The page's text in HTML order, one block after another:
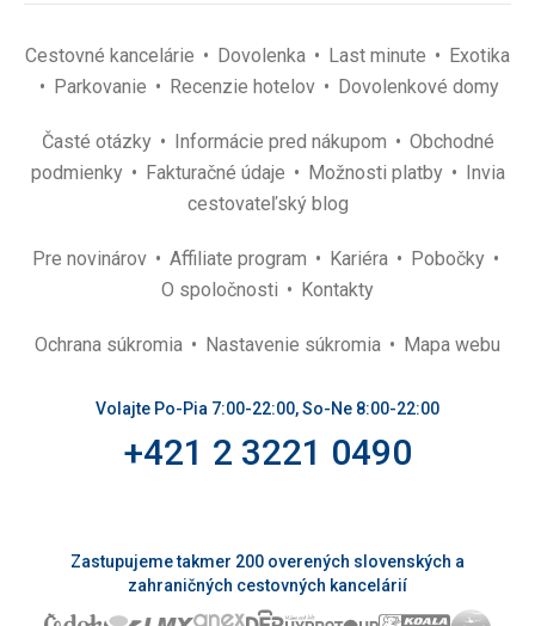
Cestovné kancelárie Dovolenka Last minute
Exotika
Parkovanie
Recenzie hotelov Dovolenkové domy
Časté otázky Informácie pred nákupom
Obchodné
podmienky
Fakturačné údaje Možnosti platby
Invia
cestovateľský blog
Pre novinárov Affiliate program Kariéra
Pobočky
O spoločnosti
Kontakty
Ochrana súkromia Nastavenie súkromia Mapa webu
Volajte Po-Pia 7:00-22:00, So-Ne 8:00-22:00
+421 2 3221 0490
Zastupujeme takmer 200 overených slovenských a
zahraničných cestovných kancelárií